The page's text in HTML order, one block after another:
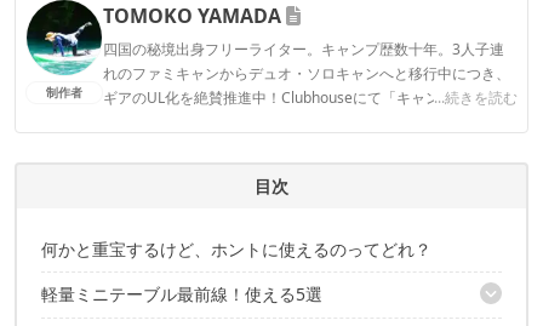
CAMP HACK編集部のプロフィール
制作者
TOMOKO YAMADA
四国の秘境出身フリーライター。キャンプ歴数十年。3人子連
れのファミキャンからデュオ・ソロキャンへと移行中につき、
ギアのUL化を絶賛推進中！Clubhouseにて「キャンパーさんよ
...続きを読む
TOMOKO YAMADAのプロフィール
目次
何かと重宝するけど、ホントに使えるのってどれ？
軽量ミニテーブル最前線！使える5選